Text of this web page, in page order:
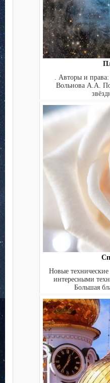
. Авторы и
Вольнова А.А.
Новые
интересными
Большая